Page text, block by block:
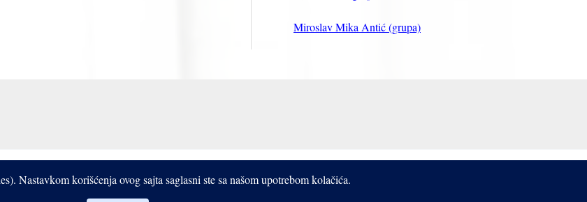
Miroslav Mika Antić (grupa)
Copyright © 2017- 2026 Bistrooki
Nastavkom korišćenja ovog sajta saglasni ste sa našom upotrebom kolačića.